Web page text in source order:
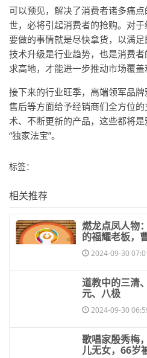
可以预见，解决了消费者诸多痛
世，必将引起消费者的抢购。对
要做的事情就是尽快拿货，以满
技术升级是行业趋势，也是消费
求高地，才能进一步推动市场覆盖
接下来的行业旺季，高端领军品牌
售后等方面给予经销商们全方位
术、不断更新的产品，这些都将
“独家法宝”。
标签：
相关推荐
燃龙点凤人物
的福耀老板，
2024-09-30
道教中的三清
元、八极
2024-09-30
歌唱家殷秀梅
儿无女，66岁